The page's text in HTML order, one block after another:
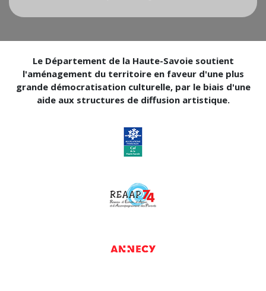
Le Département de la Haute-Savoie soutient
l'aménagement du territoire en faveur d'une plus
grande démocratisation culturelle, par le biais d'une
aide aux structures de diffusion artistique.